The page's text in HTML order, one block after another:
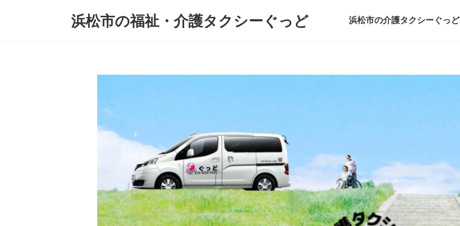
浜松市の福祉・介護タクシーぐっど 浜松市の介護タクシーぐっど